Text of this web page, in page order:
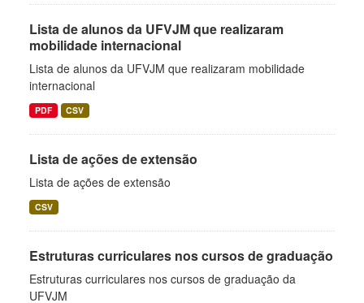
Lista de alunos da UFVJM que realizaram
mobilidade internacional
Lista de alunos da UFVJM que realizaram mobilidade
internacional
PDF CSV
Lista de ações de extensão
Lista de ações de extensão
CSV
Estruturas curriculares nos cursos de graduação
Estruturas curriculares nos cursos de graduação da
UFVJM